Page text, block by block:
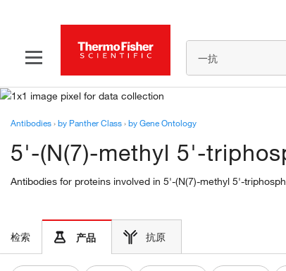
一抗
Antibodies›by Panther Class›by Gene Ontology
5'-(N(7)-methyl 5'-
Antibodies for proteins involved in 5'-(N(7)-methyl 5'-
检索 产品 抗原